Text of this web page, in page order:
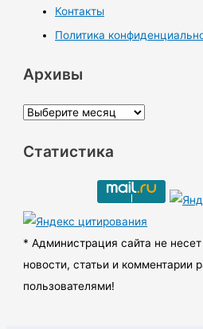
Контакты
Политика
Архивы
А
х
ы
Статистика
* Администрация сайта не несет
новости, статьи и комментарии
пользователями!